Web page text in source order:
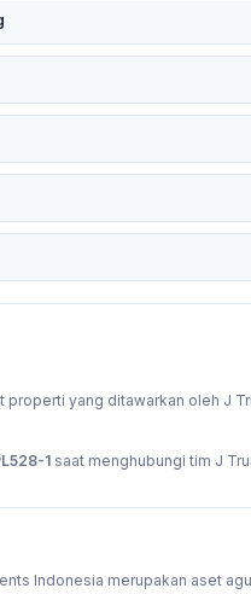
properti yang ditawarkan oleh
1 saat menghubungi tim J
Indonesia merupakan aset